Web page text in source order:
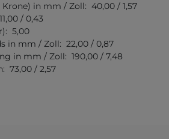
in mm / Zoll: 40,00 / 1,57
/ 0,43
5,00
in mm / Zoll: 22,00 / 0,87
in mm / Zoll: 190,00 / 7,48
73,00 / 2,57